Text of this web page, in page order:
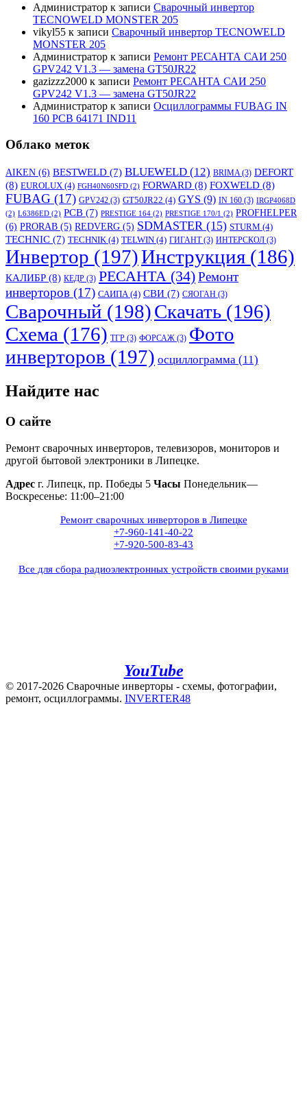
Администратор к записи Сварочный инвертор
TECNOWELD MONSTER 205
vikyl55 к записи Сварочный инвертор TECNOWELD
MONSTER 205
Администратор к записи Ремонт РЕСАНТА САИ 250
GPV242 V1.3 — замена GT50JR22
gazizzz2000 к записи Ремонт РЕСАНТА САИ 250
GPV242 V1.3 — замена GT50JR22
Администратор к записи Осциллограммы FUBAG IN
160 PCB 64171 IND11
Облако меток
AIKEN (6) BESTWELD (7) BLUEWELD (12) BRIMA(3) DEFORT
(8) EUROLUX (4) FGH40N60SFD (2) FORWARD (8) FOXWELD (8)
FUBAG (17) GPV242 (3) GT50JR22 (4) GYS (9) IN 160 (3) IRGP4068D
(2) L6386ED (2) PCB (7) PRESTIGE 164 (2) PRESTIGE 170/1 (2) PROFHELPER
(6) PRORAB (5) REDVERG (5) SDMASTER (15) STURM (4)
TECHNIC (7) TECHNIK (4) TELWIN (4) ГИГАНТ(3) ИНТЕРСКОЛ (3)
Инвертор (197)Инструкция (186)
КАЛИБР (8) КЕДР (3) РЕСАНТА (34)Ремонт
инверторов (17) САИПА(4) СВИ (7) СЯОГАН (3)
Сварочный (198)Скачать (196)
Схема (176) ТГР (3) ФОРСАЖ (3) Фото
инверторов (197) осциллограмма (11)
Найдите нас
О сайте
Ремонт сварочных инверторов, телевизоров, мониторов и
другой бытовой электроники в Липецке.
Адрес г. Липецк, пр. Победы 5 Часы Понедельник—
Воскресенье: 11:00–21:00
Ремонт сварочных инверторов в Липецке
+7-960-141-40-22
+7-920-500-83-43
Все для сбора радиоэлектронных устройств своими руками
YouTube
© 2017-2026 Сварочные инверторы - схемы, фотографии,
ремонт, осциллограммы. INVERTER48